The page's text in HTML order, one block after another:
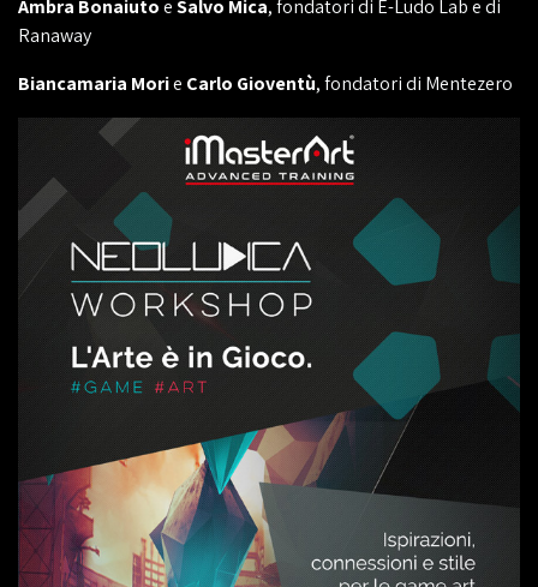
Ambra BonaiutoeSalvo Mica, fondatori di E-Ludo Lab e di
Ranaway
Biancamaria Morie Carlo Gioventù, fondatori di Mentezero